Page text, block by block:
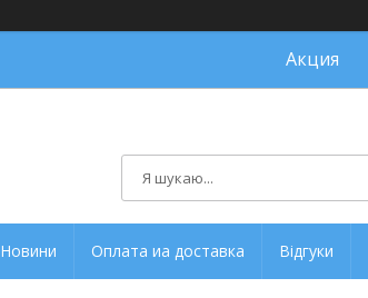
Акция
Новини Оплата иа доставка Відгуки